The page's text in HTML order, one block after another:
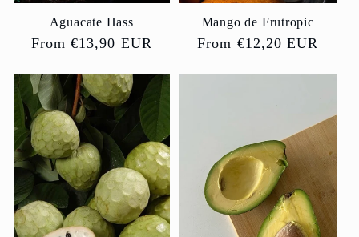
Aguacate Hass
Regular
From €13,90 EUR
Mango de Frutropic
Regular
From €12,20 EUR